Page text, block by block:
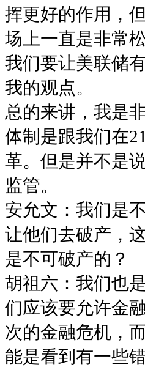
挥更好的作用，
场上一直是非常
我们要让美联储
我的观点。
总的来讲，我是
体制是跟我们在
革。但是并不是
监管。
安允文：我们是
让他们去破产，
是不可破产的？
胡祖六：我们也
们应该要允许金
次的金融危机，
能是看到有一些